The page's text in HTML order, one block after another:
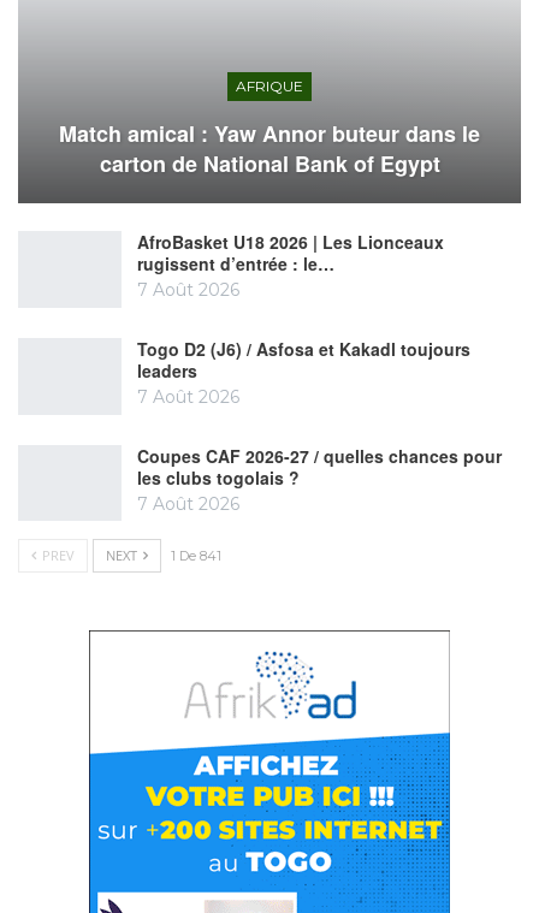
AFRIQUE
Match amical : Yaw Annor buteur dans le
carton de National Bank of Egypt
AfroBasket U18 2026 | Les Lionceaux
rugissent d’entrée : le…
7 Août 2026
Togo D2 (J6) / Asfosa et Kakadl toujours
leaders
7 Août 2026
Coupes CAF 2026-27 / quelles chances pour
les clubs togolais ?
7 Août 2026
PREV NEXT 1 De 841